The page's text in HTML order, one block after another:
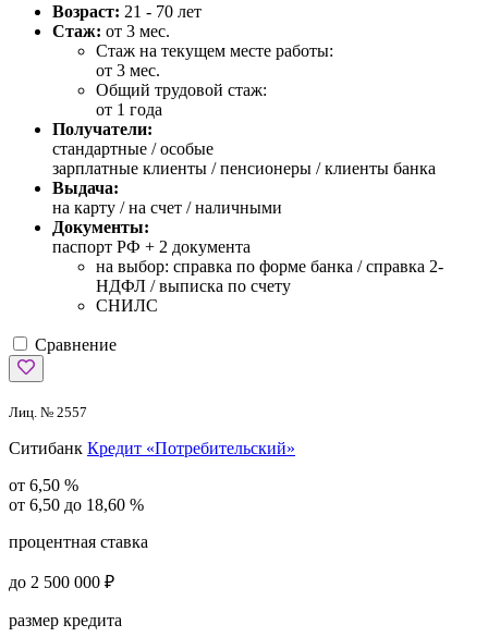
Возраст: 21 - 70 лет
Стаж: от 3 мес.
Стаж на текущем месте работы:
от 3 мес.
Общий трудовой стаж:
от 1 года
Получатели:
стандартные /особые
зарплатные клиенты / пенсионеры / клиенты банка
Выдача:
на карту / на счет / наличными
Документы:
паспорт РФ + 2 документа
на выбор: справка по форме банка / справка 2-
НДФЛ / выписка по счету
СНИЛС
Сравнение
Лиц. № 2557
Ситибанк Кредит «Потребительский»
от 6,50 %
от 6,50 до 18,60 %
процентная ставка
до 2 500 000 ₽
размер кредита